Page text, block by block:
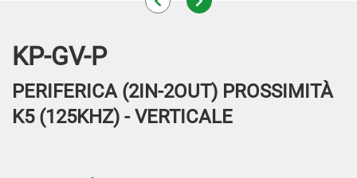
KP-GV-P
PERIFERICA (2IN-2OUT) PROSSIMITÀ
K5 (125KHZ) - VERTICALE